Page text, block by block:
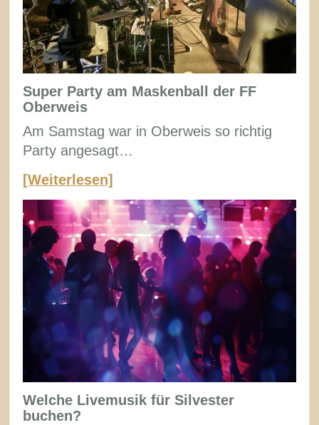
Super Party am Maskenball der FF
Oberweis
Am Samstag war in Oberweis so richtig
Party angesagt…
[Weiterlesen]
Welche Livemusik für Silvester
buchen?